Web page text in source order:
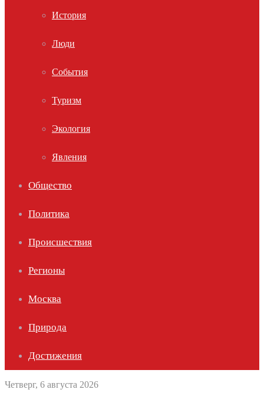
История
Люди
События
Туризм
Экология
Явления
Общество
Политика
Происшествия
Регионы
Москва
Природа
Достижения
Четверг, 6 августа 2026